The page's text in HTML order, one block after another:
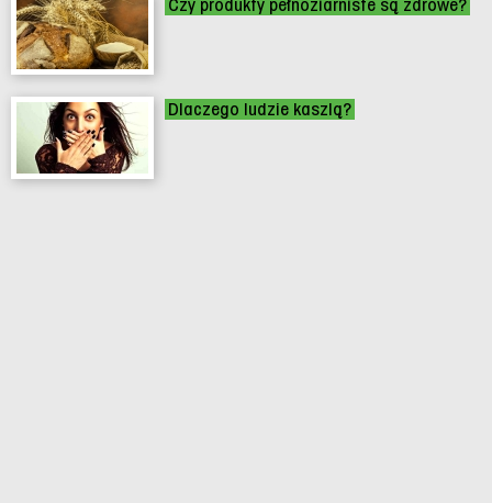
Czy produkty pełnoziarniste są zdrowe?
Dlaczego ludzie kaszlą?